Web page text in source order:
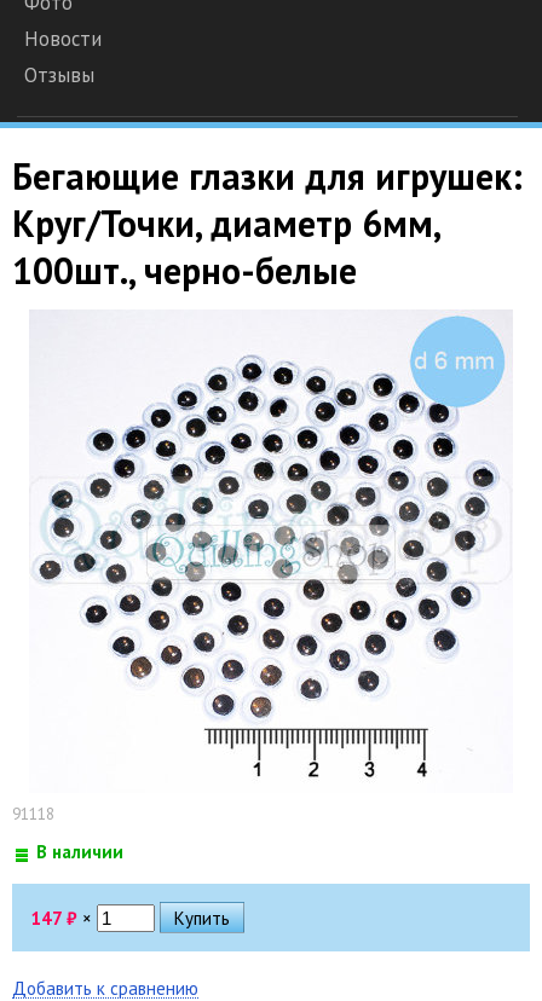
Новости
Отзывы
Бегающие глазки для игрушек:
Круг/Точки, диаметр 6мм,
100шт., черно-белые
91118
В наличии
147 ₽ ×
Добавить к сравнению